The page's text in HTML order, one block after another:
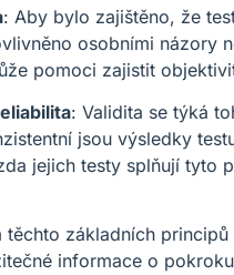
: Aby bylo zajištěno, že
osobními názory
pomoci zajistit
: Validita se týká
jsou výsledky
jejich testy splňují tyto
těchto základních
informace o